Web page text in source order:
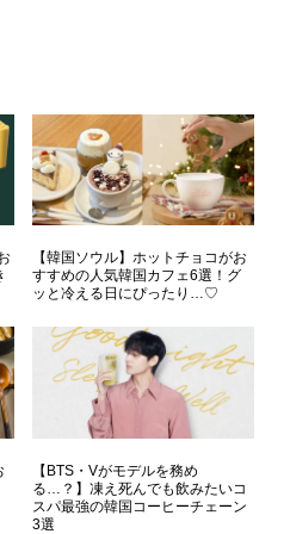
【韓国ソウル】ホットチョコがお
すすめの人気韓国カフェ6選！グ
ッと冷える日にぴったり…♡
【BTS・Vがモデルを務め
る…？】凍え死んでも飲みたいコ
スパ最強の韓国コーヒーチェーン
3選